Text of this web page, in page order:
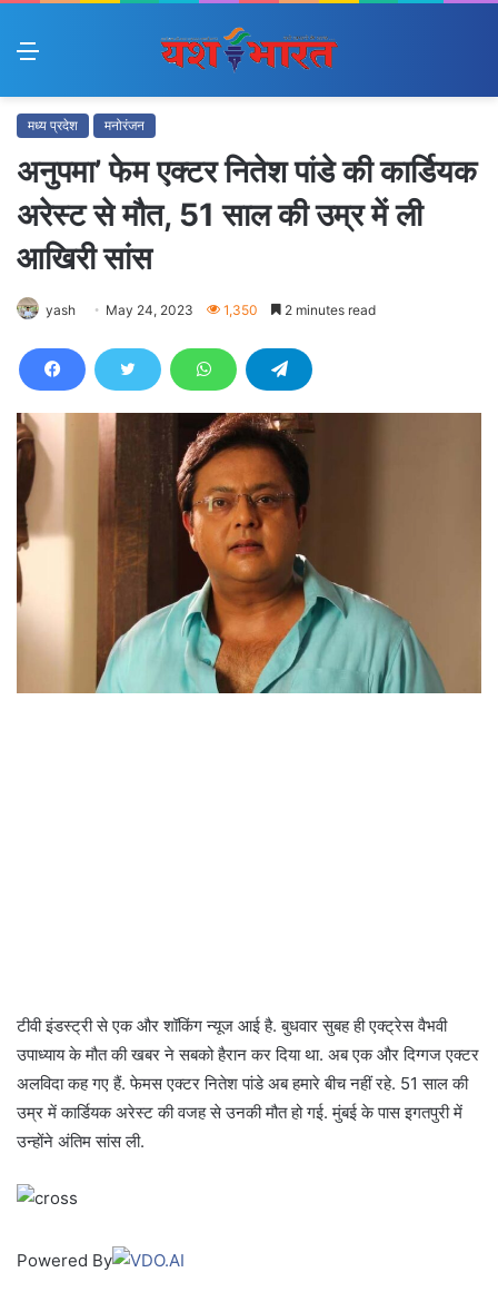
Menu
मध्य प्रदेश मनोरंजन
अनुपमा’ फेम एक्टर नितेश पांडे की कार्डियक
अरेस्ट से मौत, 51 साल की उम्र में ली
आखिरी सांस
yash May 24, 2023 1,350 2 minutes read
टीवी इंडस्ट्री से एक और शॉकिंग न्यूज आई है. बुधवार सुबह ही एक्ट्रेस वैभवी
उपाध्याय के मौत की खबर ने सबको हैरान कर दिया था. अब एक और दिग्गज एक्टर
अलविदा कह गए हैं. फेमस एक्टर नितेश पांडे अब हमारे बीच नहीं रहे. 51 साल की
उम्र में कार्डियक अरेस्ट की वजह से उनकी मौत हो गई. मुंबई के पास इगतपुरी में
उन्होंने अंतिम सांस ली.
Powered By